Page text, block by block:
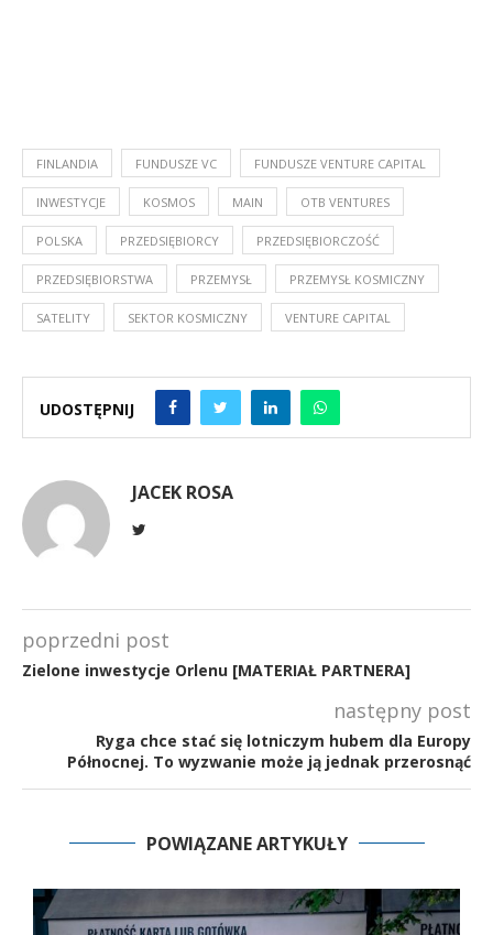
FINLANDIA FUNDUSZE VC FUNDUSZE VENTURE CAPITAL
INWESTYCJE KOSMOS MAIN OTB VENTURES
POLSKA PRZEDSIĘBIORCY PRZEDSIĘBIORCZOŚĆ
PRZEDSIĘBIORSTWA PRZEMYSŁ PRZEMYSŁ KOSMICZNY
SATELITY SEKTOR KOSMICZNY VENTURE CAPITAL
UDOSTĘPNIJ
JACEK ROSA
poprzedni post
Zielone inwestycje Orlenu [MATERIAŁ PARTNERA]
następny post
Ryga chce stać się lotniczym hubem dla Europy
Północnej. To wyzwanie może ją jednak przerosnąć
POWIĄZANE ARTYKUŁY